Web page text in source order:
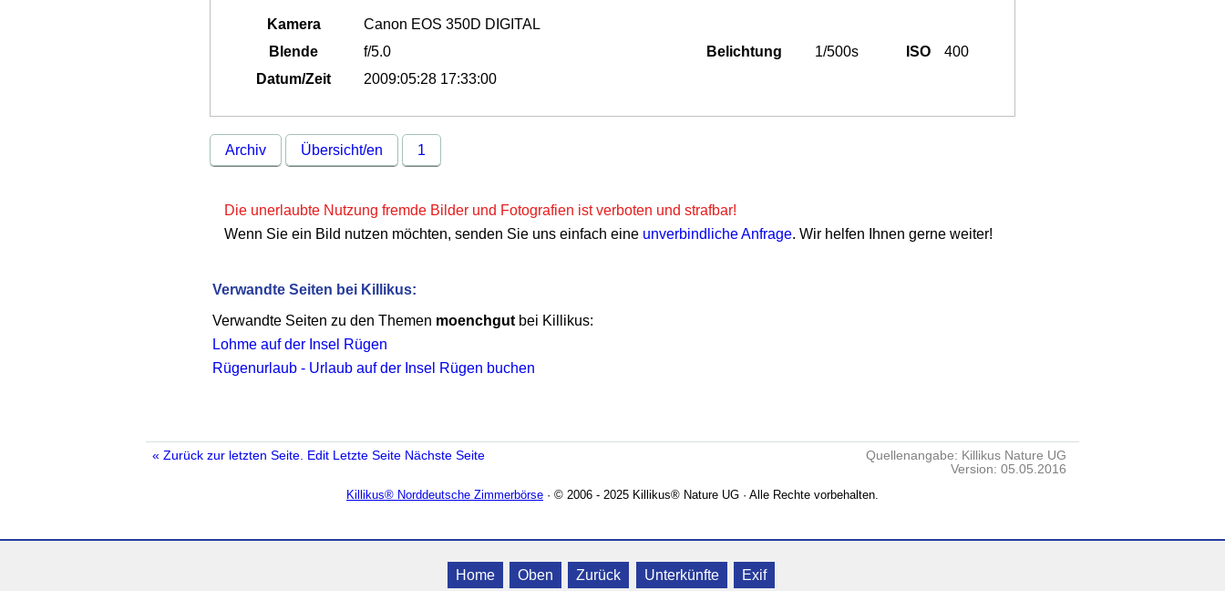
Kamera
Canon EOS 350D DIGITAL
Blende
f/5.0 Belichtung 1/500s ISO
400
Datum/Zeit
2009:05:28 17:33:00
Archiv Übersicht/en 1
Die unerlaubte Nutzung fremde Bilder und Fotografien ist verboten und strafbar!
Wenn Sie ein Bild nutzen möchten, senden Sie uns einfach eine unverbindliche Anfrage. Wir helfen Ihnen gerne weiter!
Verwandte Seiten bei Killikus:
Verwandte Seiten zu den Themen moenchgutbei Killikus:
Lohme auf der Insel Rügen
Rügenurlaub - Urlaub auf der Insel Rügen buchen
« Zurück zur letzten Seite. Edit Letzte Seite Nächste Seite
Quellenangabe: Killikus Nature UG
Version: 05.05.2016
Killikus® Norddeutsche Zimmerbörse · © 2006 - 2025 Killikus® Nature UG · Alle Rechte vorbehalten.
Home Oben Zurück Unterkünfte Exif